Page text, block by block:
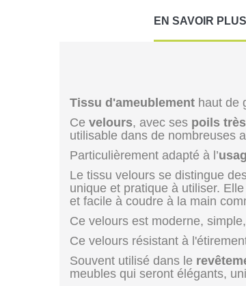
EN SAVOIR PLUS
Tissu d'ameublement haut de
Ce velours, avec ses poils
utilisable dans de nombreuses
Particulièrement adapté à l’
Le tissu velours se distingue
unique et pratique à utiliser.
et facile à coudre à la main
Ce velours est moderne,
Ce velours résistant à
Souvent utilisé dans le
meubles qui seront élégants,